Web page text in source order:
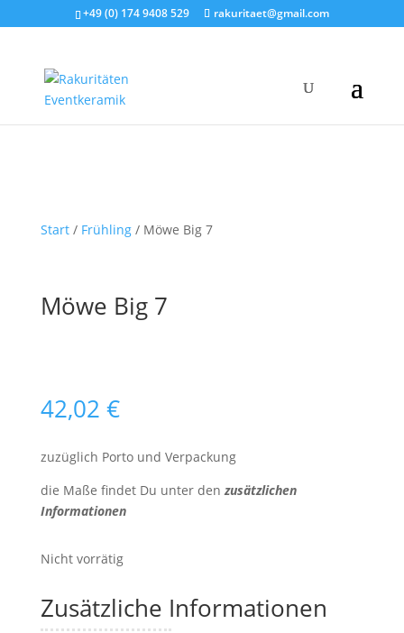
+49 (0) 174 9408 529 rakuritaet@gmail.com
Start/ Frühling/ Möwe Big 7
Möwe Big 7
42,02 €
zuzüglich Porto und Verpackung
die Maße findet Du unter denzusätzlichen
Informationen
Nicht vorrätig
Zusätzliche Informationen